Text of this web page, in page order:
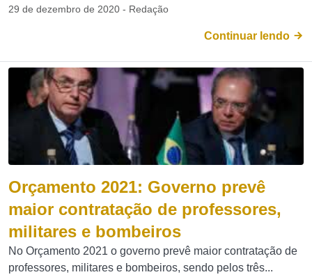
29 de dezembro de 2020 - Redação
Continuar lendo
Orçamento 2021: Governo prevê
maior contratação de professores,
militares e bombeiros
No Orçamento 2021 o governo prevê maior contratação de
professores, militares e bombeiros, sendo pelos três...